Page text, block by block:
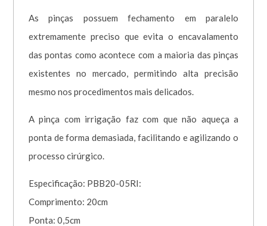
As pinças possuem fechamento em paralelo
extremamente preciso que evita o encavalamento
das pontas como acontece com a maioria das pinças
existentes no mercado, permitindo alta precisão
mesmo nos procedimentos mais delicados.
A pinça com irrigação faz com que não aqueça a
ponta de forma demasiada, facilitando e agilizando o
processo cirúrgico.
Especificação: PBB20-05RI:
Comprimento: 20cm
Ponta: 0,5cm